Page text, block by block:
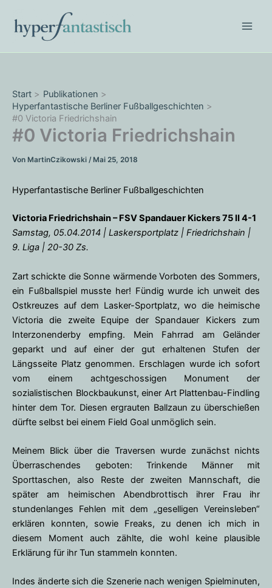
Inhalt
springen
Start
Publikationen
Hyperfantastische Berliner Fußballgeschichten
#0 Victoria Friedrichshain
#0 Victoria Friedrichshain
Von MartinCzikowski / Mai 25, 2018
Hyperfantastische Berliner Fußballgeschichten
Victoria Friedrichshain – FSV Spandauer Kickers 75 II 4-1
Samstag, 05.04.2014 | Laskersportplatz | Friedrichshain |
9. Liga | 20-30 Zs.
Zart schickte die Sonne wärmende Vorboten des Sommers,
ein Fußballspiel musste her! Fündig wurde ich unweit des
Ostkreuzes auf dem Lasker-Sportplatz, wo die heimische
Victoria die zweite Equipe der Spandauer Kickers zum
Interzonenderby empfing. Mein Fahrrad am Geländer
geparkt und auf einer der gut erhaltenen Stufen der
Längsseite Platz genommen. Erschlagen wurde ich sofort
vom einem achtgeschossigen Monument der
sozialistischen Blockbaukunst, einer Art Plattenbau-Findling
hinter dem Tor. Diesen ergrauten Ballzaun zu überschießen
dürfte selbst bei einem Field Goal unmöglich sein.
Meinem Blick über die Traversen wurde zunächst nichts
Überraschendes geboten: Trinkende Männer mit
Sporttaschen, also Reste der zweiten Mannschaft, die
später am heimischen Abendbrottisch ihrer Frau ihr
stundenlanges Fehlen mit dem „geselligen Vereinsleben“
erklären konnten, sowie Freaks, zu denen ich mich in
diesem Moment auch zählte, die wohl keine plausible
Erklärung für ihr Tun stammeln konnten.
Indes änderte sich die Szenerie nach wenigen Spielminuten,